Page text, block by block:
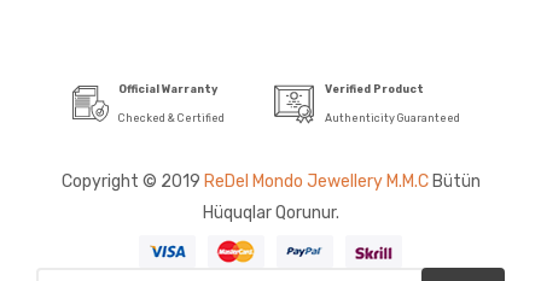
Official Warranty
Checked & Certified
Verified Product
Authenticity Guaranteed
Copyright © 2019 ReDel Mondo Jewellery M.M.C Bütün
Hüquqlar Qorunur.